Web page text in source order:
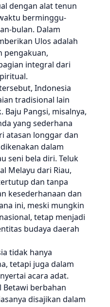
dengan alat tenun
berminggu-
bulan. Dalam
Ulos adalah
pengakuan,
integral dari
Indonesia
tradisional lain
Pangsi, misalnya,
yang sederhana
atasan longgar dan
dalam
seni bela diri. Teluk
Melayu dari Riau,
dan tanpa
kesederhanaan dan
ini, meski mungkin
tetap menjadi
budaya daerah
tidak hanya
tetapi juga dalam
acara adat.
Betawi berbahan
disajikan dalam